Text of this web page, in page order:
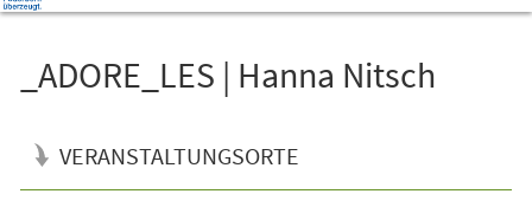
_ADORE_LES | Hanna Nitsch
VERANSTALTUNGSORTE